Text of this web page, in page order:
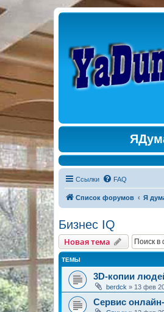
Ссылки FAQ
Список форумов Я
Бизнес IQ
Новая тема
ТЕМЫ
3D-копии
berdck » 13 фев
Сервис